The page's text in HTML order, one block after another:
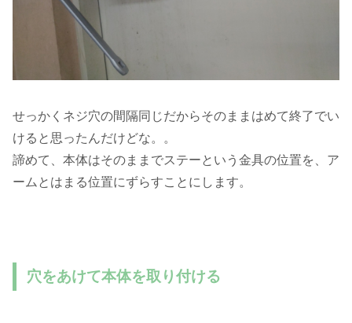
せっかくネジ穴の間隔同じだからそのままはめて終了でい
けると思ったんだけどな。。
諦めて、本体はそのままでステーという金具の位置を、ア
ームとはまる位置にずらすことにします。
穴をあけて本体を取り付ける